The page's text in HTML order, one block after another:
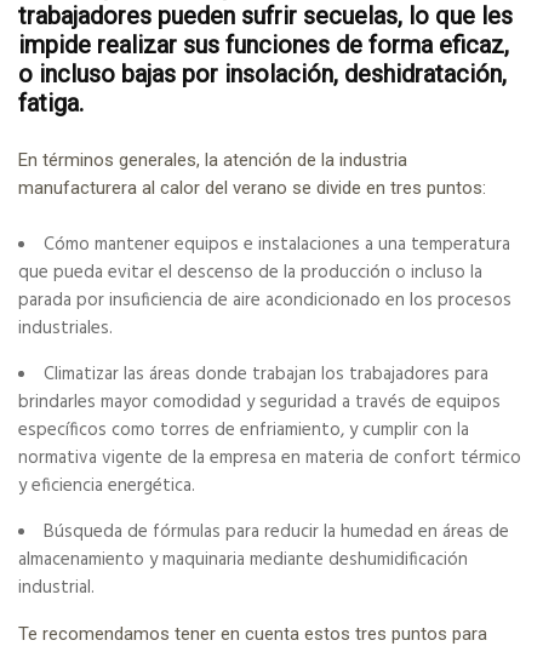
trabajadores pueden sufrir secuelas, lo que les
impide realizar sus funciones de forma eficaz,
o incluso bajas por insolación, deshidratación,
fatiga.
En términos generales, la atención de la industria
manufacturera al calor del verano se divide en tres puntos:
Cómo mantener equipos e instalaciones a una temperatura
que pueda evitar el descenso de la producción o incluso la
parada por insuficiencia de aire acondicionado en los procesos
industriales.
Climatizar las áreas donde trabajan los trabajadores para
brindarles mayor comodidad y seguridad a través de equipos
específicos como torres de enfriamiento, y cumplir con la
normativa vigente de la empresa en materia de confort térmico
y eficiencia energética.
Búsqueda de fórmulas para reducir la humedad en áreas de
almacenamiento y maquinaria mediante deshumidificación
industrial.
Te recomendamos tener en cuenta estos tres puntos para